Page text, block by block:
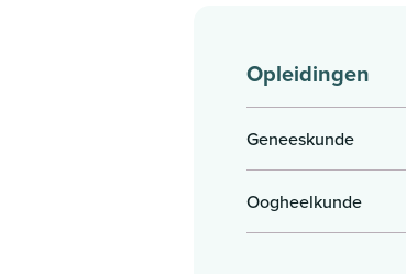
Opleidingen
Geneeskunde
Oogheelkunde